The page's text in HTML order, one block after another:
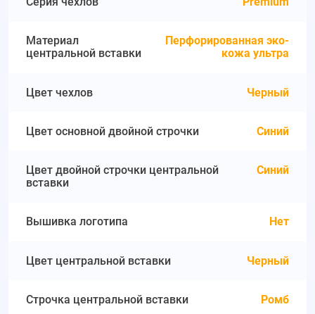
Материал
центральной вставки
Перфорированная эко-
кожа ультра
Цвет чехлов Черный
Цвет основной двойной строчки Синий
Цвет двойной строчки центральной
вставки
Синий
Вышивка логотипа Нет
Цвет центральной вставки Черный
Строчка центральной вставки Ромб